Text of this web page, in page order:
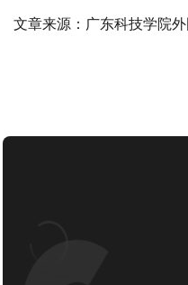
文章来源：广东科技学院